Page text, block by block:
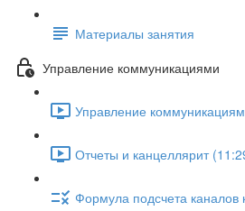
Материалы занятия
Управление коммуникациями
Управление
Отчеты и канцеллярит
Формула подсчета каналов